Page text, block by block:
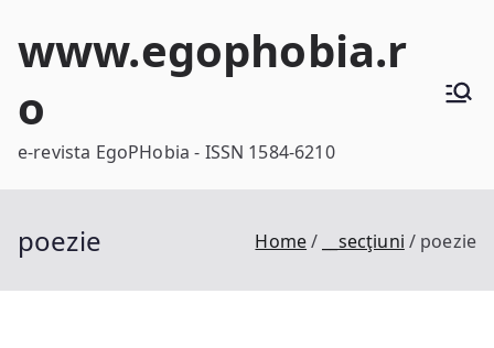
www.egophobia.r
o
e-revista EgoPHobia - ISSN 1584-6210
poezie Home __secţiuni poezie